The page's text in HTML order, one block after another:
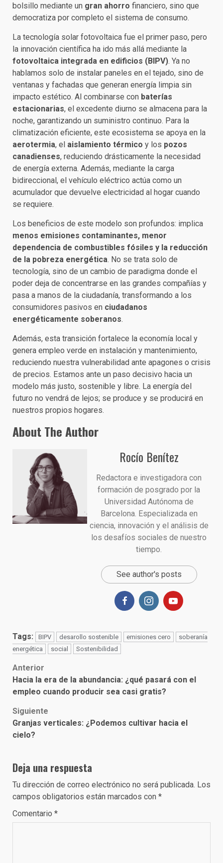
bolsillo mediante un gran ahorro financiero, sino que
democratiza por completo el sistema de consumo.
La tecnología solar fotovoltaica fue el primer paso, pero
la innovación científica ha ido más allá mediante la
fotovoltaica integrada en edificios (BIPV). Ya no
hablamos solo de instalar paneles en el tejado, sino de
ventanas y fachadas que generan energía limpia sin
impacto estético. Al combinarse con baterías
estacionarias, el excedente diurno se almacena para la
noche, garantizando un suministro continuo. Para la
climatización eficiente, este ecosistema se apoya en la
aerotermia, el aislamiento térmico y los pozos
canadienses, reduciendo drásticamente la necesidad
de energía externa. Además, mediante la carga
bidireccional, el vehículo eléctrico actúa como un
acumulador que devuelve electricidad al hogar cuando
se requiere.
Los beneficios de este modelo son profundos: implica
menos emisiones contaminantes, menor
dependencia de combustibles fósiles y la reducción
de la pobreza energética. No se trata solo de
tecnología, sino de un cambio de paradigma donde el
poder deja de concentrarse en las grandes compañías y
pasa a manos de la ciudadanía, transformando a los
consumidores pasivos en ciudadanos
energéticamente soberanos.
Además, esta transición fortalece la economía local y
genera empleo verde en instalación y mantenimiento,
reduciendo nuestra vulnerabilidad ante apagones o crisis
de precios. Estamos ante un paso decisivo hacia un
modelo más justo, sostenible y libre. La energía del
futuro no vendrá de lejos; se produce y se producirá en
nuestros propios hogares.
About The Author
Rocío Benítez
Redactora e investigadora con
formación de posgrado por la
Universidad Autónoma de
Barcelona. Especializada en
ciencia, innovación y el análisis de
los desafíos sociales de nuestro
tiempo.
See author's posts
Tags: BIPV desarollo sostenible emisiones cero
soberanía
energética
social Sostenibilidad
Post
navigation
Anterior
Hacia la era de la abundancia: ¿qué pasará con el
empleo cuando producir sea casi gratis?
Siguiente
Granjas verticales: ¿Podemos cultivar hacia el
cielo?
Deja una respuesta
Tu dirección de correo electrónico no será publicada. Los
campos obligatorios están marcados con *
Comentario *